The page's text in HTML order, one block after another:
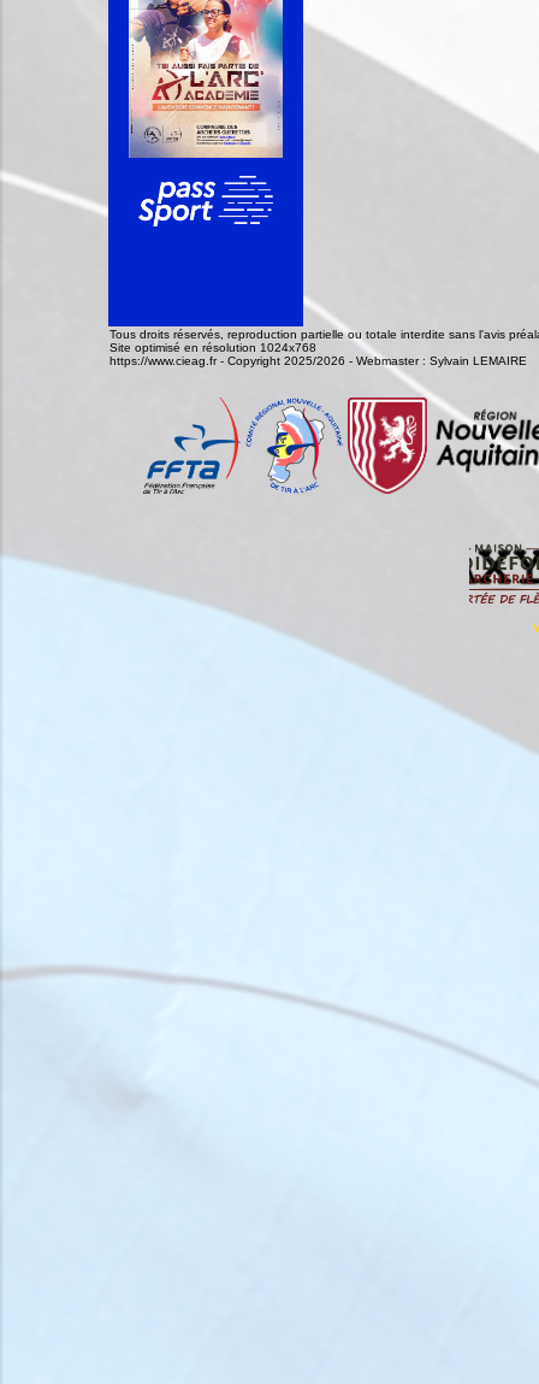
Tous droits réservés, reproduction partielle ou totale interdite sans l'avis
Site optimisé en résolution 1024x768
https://www.cieag.fr - Copyright 2025/2026 - Webmaster : Sylvain LEMAIRE